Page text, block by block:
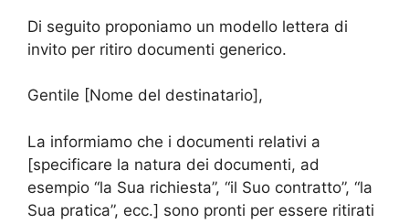
Di seguito proponiamo un modello lettera di
invito per ritiro documenti generico.
Gentile [Nome del destinatario],
La informiamo che i documenti relativi a
[specificare la natura dei documenti, ad
esempio “la Sua richiesta”, “il Suo contratto”, “la
Sua pratica”, ecc.] sono pronti per essere ritirati